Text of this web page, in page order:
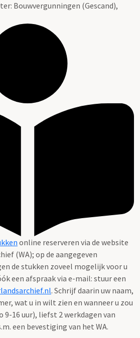
Bouwvergunningen (Gescand),
online reserveren via de website
(WA); op de aangegeven
de stukken zoveel mogelijk voor u
een afspraak via e-mail: stuur een
. Schrijf daarin uw naam,
wat u in wilt zien en wanneer u zou
16 uur), liefst 2 werkdagen van
een bevestiging van het WA.